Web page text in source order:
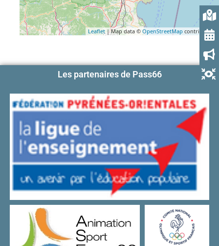
Leaflet | Map data © OpenStreetMap contributors
Les partenaires de Pass66